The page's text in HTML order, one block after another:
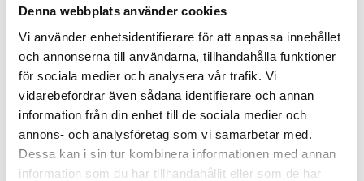
Denna webbplats använder cookies
Vi använder enhetsidentifierare för att anpassa innehållet
och annonserna till användarna, tillhandahålla funktioner
för sociala medier och analysera vår trafik. Vi
vidarebefordrar även sådana identifierare och annan
information från din enhet till de sociala medier och
annons- och analysföretag som vi samarbetar med.
Dessa kan i sin tur kombinera informationen med annan
information som du har tillhandahållit eller som de har
Lilla grundfarve med sort og hvidt botanisk mønster.
Nyhed forår 2023
Fragtfrit når du handler for 1.900,-
Afsendelse samme dag ved bestilling
inden kl 10